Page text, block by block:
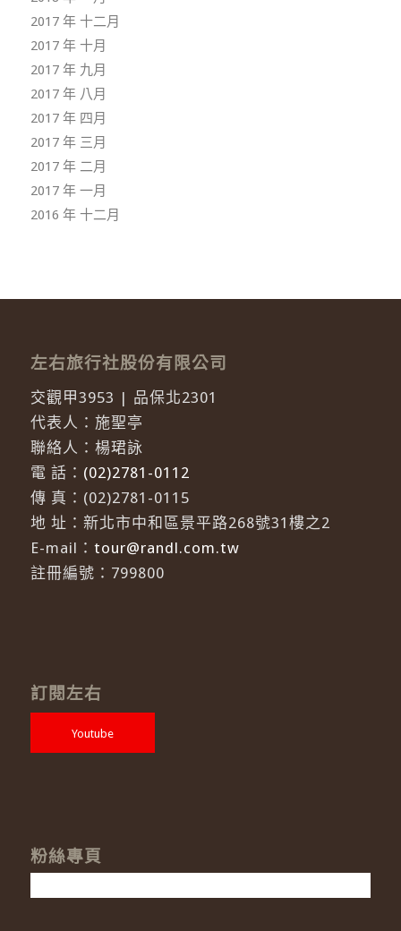
2017 年 十二月
2017 年 十月
2017 年 九月
2017 年 八月
2017 年 四月
2017 年 三月
2017 年 二月
2017 年 一月
2016 年 十二月
左右旅行社股份有限公司
交觀甲3953 | 品保北2301
代表人：施聖亭
聯絡人：楊珺詠
電 話： (02)2781-0112
傳 真：(02)2781-0115
地 址：新北市中和區景平路268號31樓之2
E-mail： tour@randl.com.tw
註冊編號：799800
訂閱左右
Youtube
粉絲專頁